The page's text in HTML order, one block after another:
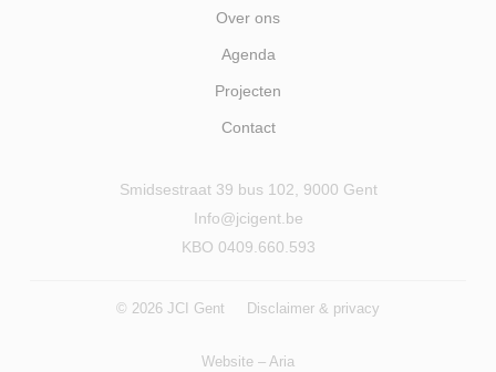
Over ons
Agenda
Projecten
Contact
Smidsestraat 39 bus 102, 9000 Gent
Info@jcigent.be
KBO 0409.660.593
© 2026 JCI Gent Disclaimer & privacy
Website – Aria